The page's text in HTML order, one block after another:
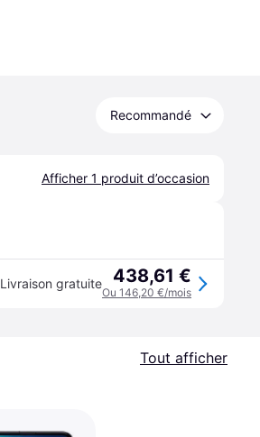
Recommandé
Afficher 1 produit d’occasion
Livraison gratuite 438,61 €
Ou 146,20 €/mois
Tout afficher